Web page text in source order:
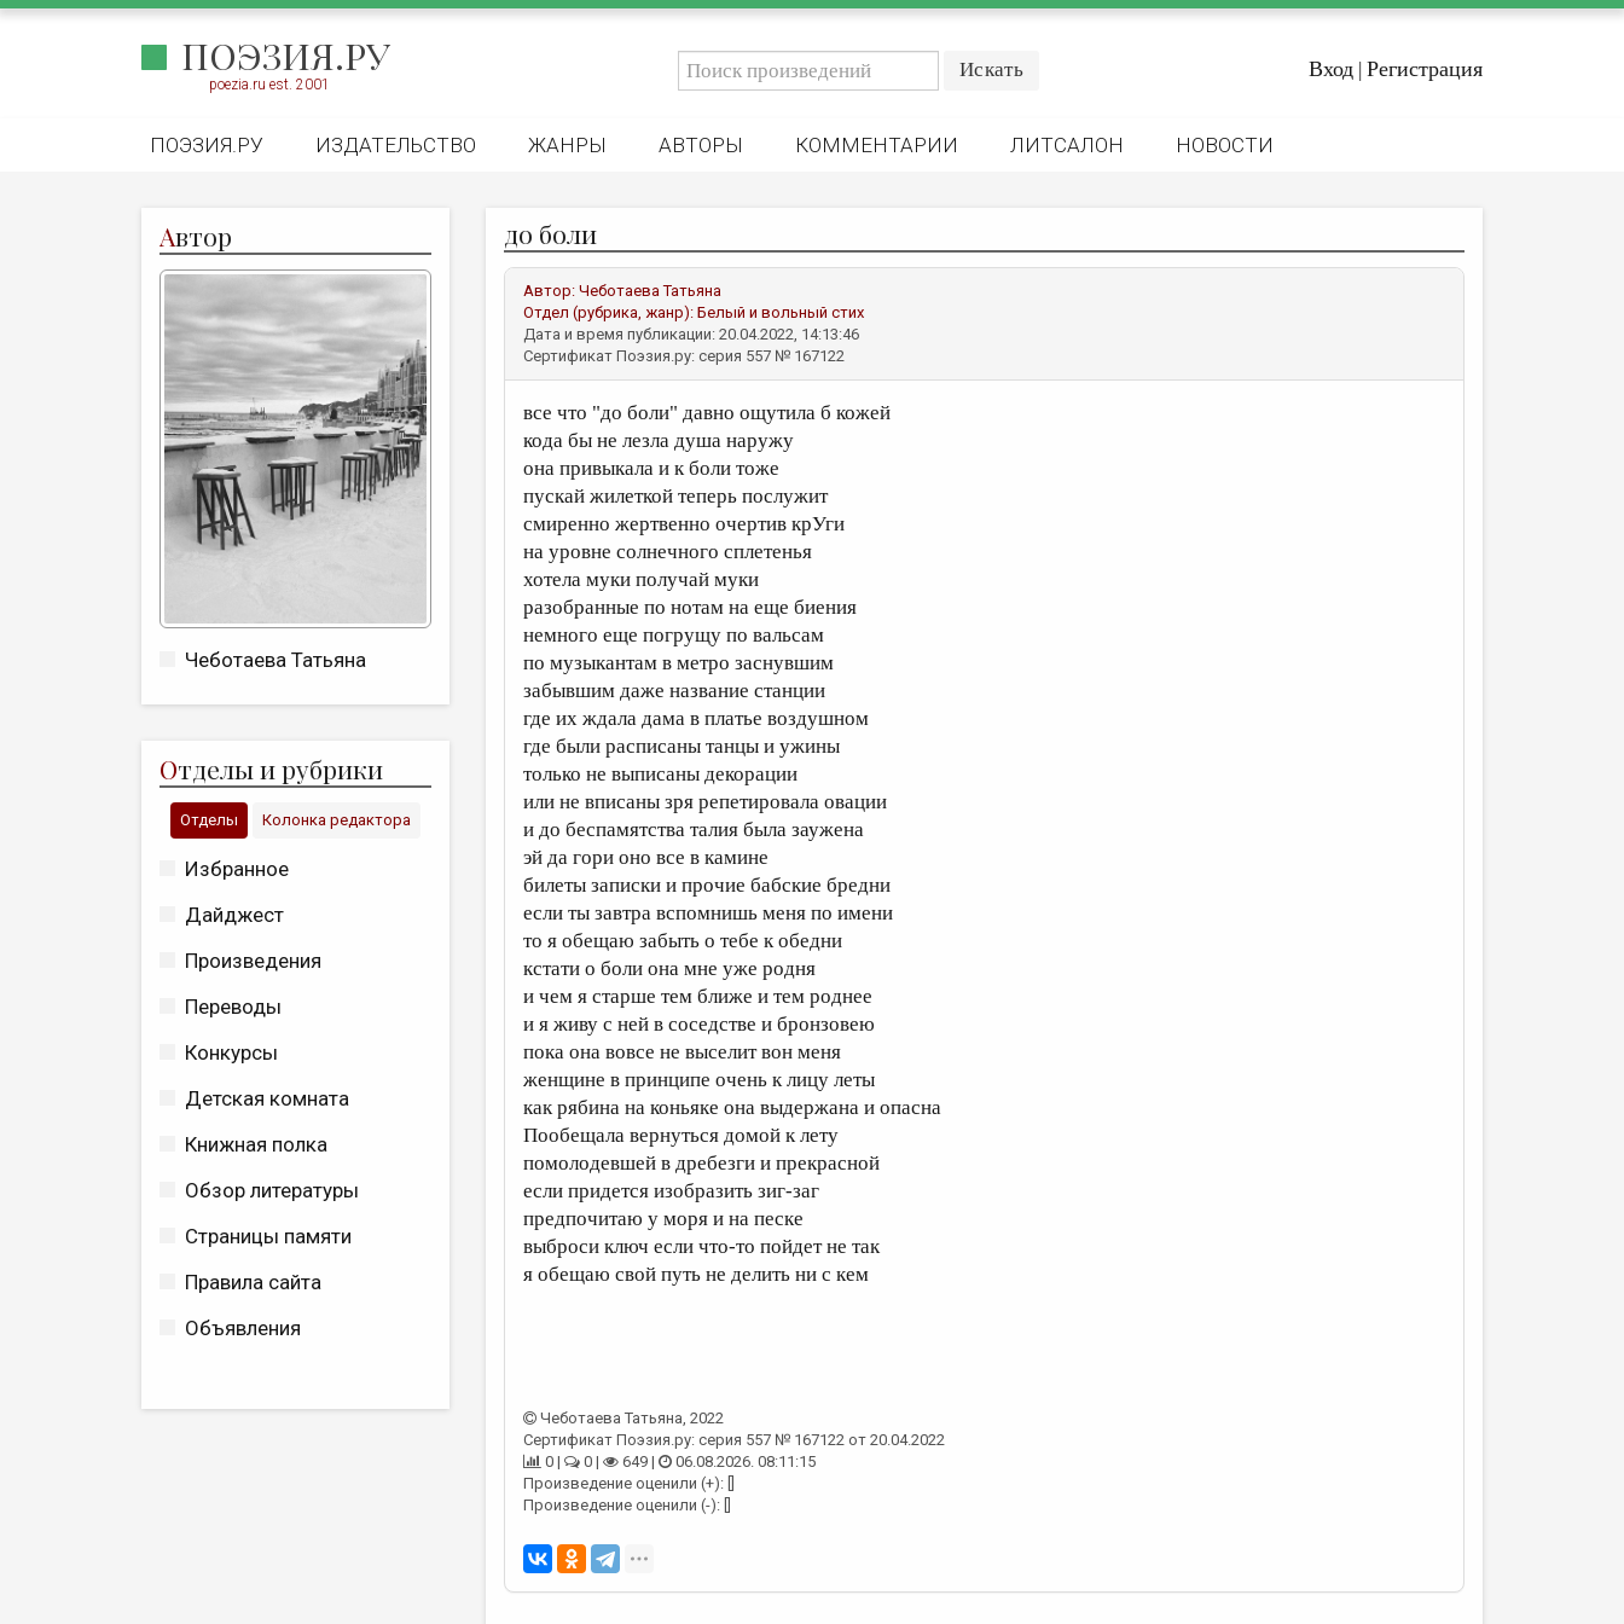
ПОЭЗИЯ.РУ
poezia.ru est. 2001
Вход | Регистрация
ПОЭЗИЯ.РУ ИЗДАТЕЛЬСТВО ЖАНРЫ АВТОРЫ КОММЕНТАРИИ ЛИТСАЛОН НОВОСТИ
Автор
Чеботаева Татьяна
Отделы и рубрики
Отделы Колонка редактора
Избранное
Дайджест
Произведения
Переводы
Конкурсы
Детская комната
Книжная полка
Обзор литературы
Страницы памяти
Правила сайта
Объявления
до боли
Автор: Чеботаева Татьяна
Отдел (рубрика, жанр): Белый и вольный стих
Дата и время публикации: 20.04.2022, 14:13:46
Сертификат Поэзия.ру: серия 557 № 167122
все что "до боли" давно ощутила б кожей
кода бы не лезла душа наружу
она привыкала и к боли тоже
пускай жилеткой теперь послужит
смиренно жертвенно очертив крУги
на уровне солнечного сплетенья
хотела муки получай муки
разобранные по нотам на еще биения
немного еще погрущу по вальсам
по музыкантам в метро заснувшим
забывшим даже название станции
где их ждала дама в платье воздушном
где были расписаны танцы и ужины
только не выписаны декорации
или не вписаны зря репетировала овации
и до беспамятства талия была заужена
эй да гори оно все в камине
билеты записки и прочие бабские бредни
если ты завтра вспомнишь меня по имени
то я обещаю забыть о тебе к обедни
кстати о боли она мне уже родня
и чем я старше тем ближе и тем роднее
и я живу с ней в соседстве и бронзовею
пока она вовсе не выселит вон меня
женщине в принципе очень к лицу леты
как рябина на коньяке она выдержана и опасна
Пообещала вернуться домой к лету
помолодевшей в дребезги и прекрасной
если придется изобразить зиг-заг
предпочитаю у моря и на песке
выброси ключ если что-то пойдет не так
я обещаю свой путь не делить ни с кем
Чеботаева Татьяна, 2022
Сертификат Поэзия.ру: серия 557 № 167122 от 20.04.2022
0 |
0 | 649 |
06.08.2026. 08:11:15
Произведение оценили (+): []
Произведение оценили (-): []